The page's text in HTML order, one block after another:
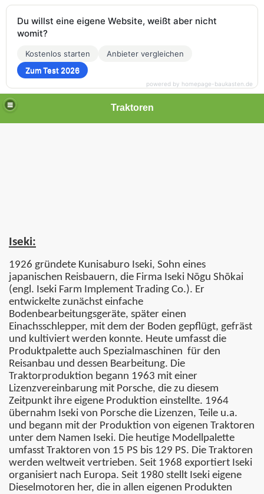
Traktoren
Iseki:
1926 gründete Kunisaburo Iseki, Sohn eines
japanischen Reisbauern, die Firma Iseki Nōgu Shōkai
(engl. Iseki Farm Implement Trading Co.). Er
entwickelte zunächst einfache
Bodenbearbeitungsgeräte, später einen
Einachsschlepper, mit dem der Boden gepflügt, gefräst
und kultiviert werden konnte. Heute umfasst die
Produktpalette auch Spezialmaschinen für den
Reisanbau und dessen Bearbeitung. Die
Traktorproduktion begann 1963 mit einer
Lizenzvereinbarung mit Porsche, die zu diesem
Zeitpunkt ihre eigene Produktion einstellte. 1964
übernahm Iseki von Porsche die Lizenzen, Teile u.a.
und begann mit der Produktion von eigenen Traktoren
unter dem Namen Iseki. Die heutige Modellpalette
umfasst Traktoren von 15 PS bis 129 PS. Die Traktoren
werden weltweit vertrieben. Seit 1968 exportiert Iseki
organisiert nach Europa. Seit 1980 stellt Iseki eigene
Dieselmotoren her, die in allen eigenen Produkten
Du willst eine eigene Website, weißt aber nicht
womit?
Kostenlos starten
Anbieter vergleichen
Zum Test 2026
powered by homepage-baukasten.de